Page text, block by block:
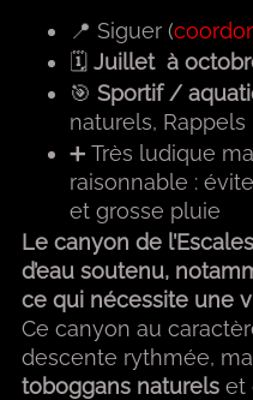
📍 Siguer (
🗓 Juillet à
🎯 Sportif /
naturels, Rappels
➕ Très ludique
raisonnable :
et grosse pluie
Le canyon de
d’eau soutenu,
ce qui nécessite une
Ce canyon au
descente rythmée,
toboggans naturels et